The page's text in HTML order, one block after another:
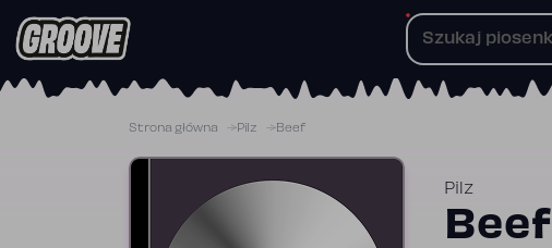
Przejdź
do
treści
Strona główna Pilz Beef
Pilz
Beef